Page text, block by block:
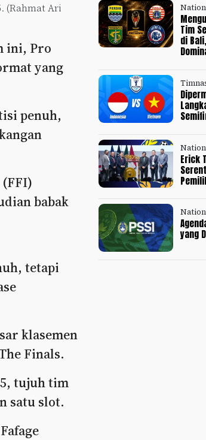
(Rahmat Ari
ini, Pro
yang
penuh,
babak
tetapi
klasemen
Finals.
tujuh tim
satu slot.
Tim
di
Erick
yang